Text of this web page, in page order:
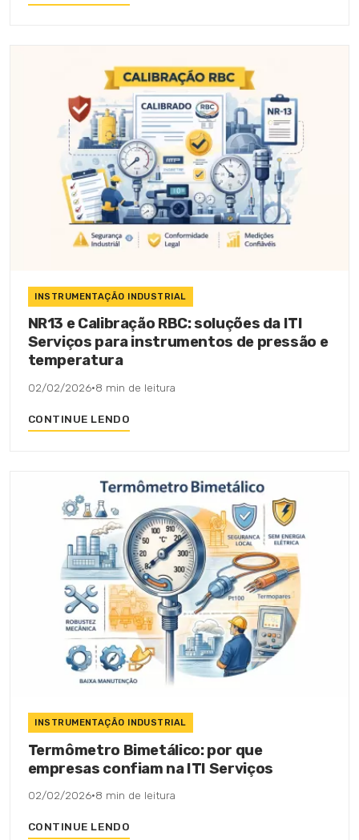
INSTRUMENTAÇÃO INDUSTRIAL
NR13 e Calibração RBC: soluções da ITI
Serviços para instrumentos de pressão e
temperatura
02/02/2026·8 min de leitura
CONTINUE LENDO
INSTRUMENTAÇÃO INDUSTRIAL
Termômetro Bimetálico: por que
empresas confiam na ITI Serviços
02/02/2026·8 min de leitura
CONTINUE LENDO